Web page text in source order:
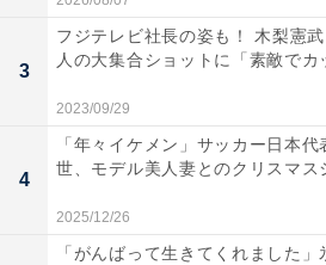
3
フジテレビ社長の姿も！ 木梨憲
人の大集合ショットに「素敵でカ
2023/09/29
4
「年々イケメン」サッカー日本代
世、モデル美人妻とのクリスマス
2025/12/26
「がんばって生きてくれました」